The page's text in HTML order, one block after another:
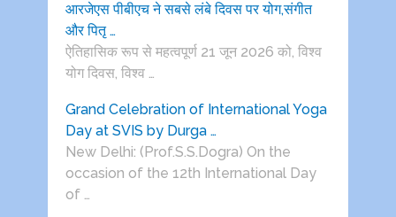
आरजेएस पीबीएच ने सबसे लंबे दिवस पर योग,संगीत
और पितृ …
ऐतिहासिक रूप से महत्वपूर्ण 21 जून 2026 को, विश्व
योग दिवस, विश्व …
Grand Celebration of International Yoga
Day at SVIS by Durga …
New Delhi: (Prof.S.S.Dogra) On the
occasion of the 12th International Day
of …